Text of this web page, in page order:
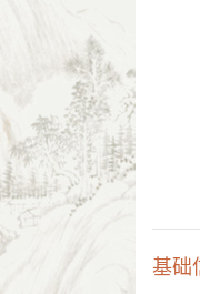
基础